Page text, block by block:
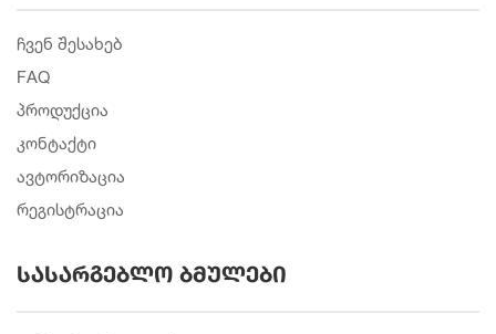
ჩვენ შესახებ
FAQ
პროდუქცია
კონტაქტი
ავტორიზაცია
რეგისტრაცია
სასარგებლო ბმულები